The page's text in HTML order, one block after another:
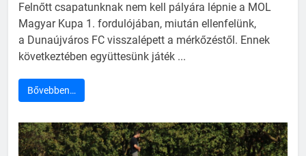
Felnőtt csapatunknak nem kell pályára lépnie a MOL
Magyar Kupa 1. fordulójában, miután ellenfelünk,
a Dunaújváros FC visszalépett a mérkőzéstől. Ennek
következtében együttesünk játék ...
Bővebben…